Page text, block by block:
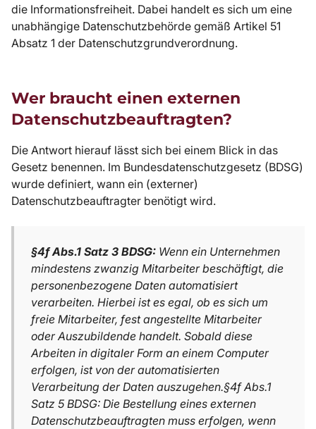
die Informationsfreiheit. Dabei handelt es sich um eine
unabhängige Datenschutzbehörde gemäß Artikel 51
Absatz 1 der Datenschutzgrundverordnung.
Wer braucht einen externen
Datenschutzbeauftragten?
Die Antwort hierauf lässt sich bei einem Blick in das
Gesetz benennen. Im Bundesdatenschutzgesetz (BDSG)
wurde definiert, wann ein (externer)
Datenschutzbeauftragter benötigt wird.
§4f Abs.1 Satz 3 BDSG: Wenn ein Unternehmen
mindestens zwanzig Mitarbeiter beschäftigt, die
personenbezogene Daten automatisiert
verarbeiten. Hierbei ist es egal, ob es sich um
freie Mitarbeiter, fest angestellte Mitarbeiter
oder Auszubildende handelt. Sobald diese
Arbeiten in digitaler Form an einem Computer
erfolgen, ist von der automatisierten
Verarbeitung der Daten auszugehen.§4f Abs.1
Satz 5 BDSG: Die Bestellung eines externen
Datenschutzbeauftragten muss erfolgen, wenn